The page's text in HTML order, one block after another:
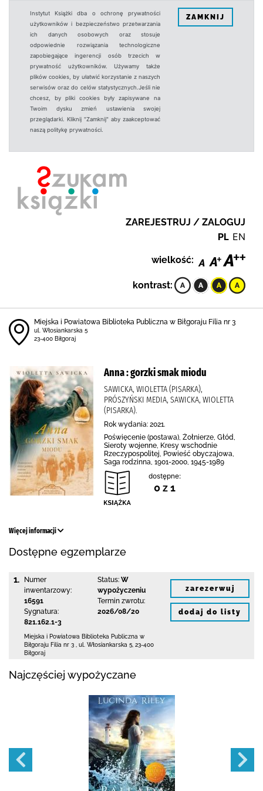
Instytut Książki dba o ochronę prywatności
użytkowników i bezpieczeństwo przetwarzania
ich danych osobowych oraz stosuje
odpowiednie rozwiązania technologiczne
zapobiegające ingerencji osób trzecich w
prywatność użytkowników. Używamy także
plików cookies, by ułatwić korzystanie z naszych
serwisów oraz do celów statystycznych.Jeśli nie
chcesz, by pliki cookies były zapisywane na
Twoim dysku zmień ustawienia swojej
przeglądarki. Kliknij "Zamknij" aby zaakceptować
naszą politykę prywatności.
ZAMKNIJ
ZAREJESTRUJ / ZALOGUJ
PL EN
wielkość:
kontrast:
Miejska i Powiatowa Biblioteka Publiczna w Biłgoraju Filia nr 3
ul. Włosiankarska 5
23-400 Biłgoraj
Anna : gorzki smak miodu
SAWICKA, WIOLETTA (PISARKA),
PRÓSZYŃSKI MEDIA, SAWICKA, WIOLETTA
(PISARKA).
Rok wydania: 2021.
Poświęcenie (postawa), Żołnierze, Głód,
Sieroty wojenne, Kresy wschodnie
Rzeczypospolitej, Powieść obyczajowa,
Saga rodzinna, 1901-2000, 1945-1989
dostępne:
0 z 1
Więcej informacji
Dostępne egzemplarze
1.
Numer
inwentarzowy:
16591
Sygnatura:
821.162.1-3
Status: W
wypożyczeniu
Termin zwrotu:
2026/08/20
Miejska i Powiatowa Biblioteka Publiczna w
Biłgoraju Filia nr 3
ul. Włosiankarska 5 23-400
Biłgoraj
zarezerwuj
dodaj do listy
Najczęściej wypożyczane